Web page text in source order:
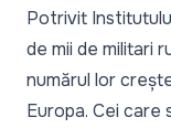
Potrivit
de mii de militari
numărul lor
Europa. Cei care